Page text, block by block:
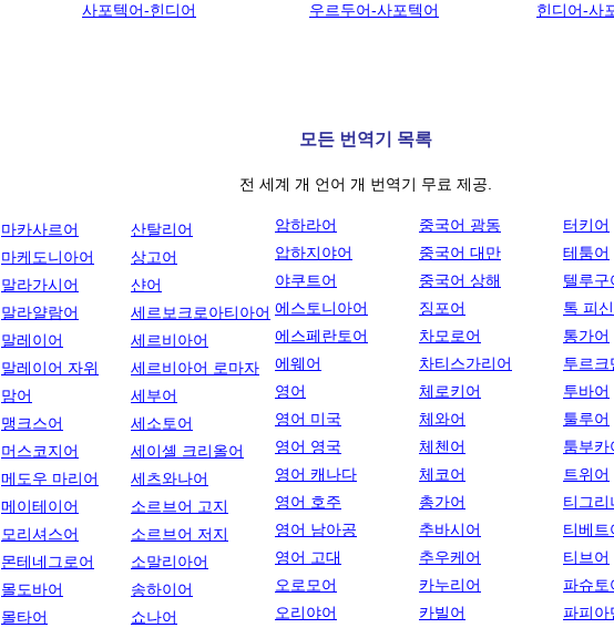
사포텍어-힌디어
우르두어-사포텍어
힌디어-사
모든 번역기 목록
전 세계 개 언어 개 번역기 무료 제공.
마카사르어
마케도니아어
말라가시어
말라얄람어
말레이어
말레이어 자위
맘어
맹크스어
머스코지어
메도우 마리어
메이테이어
모리셔스어
몬테네그로어
몰도바어
몰타어
산탈리어
상고어
샨어
세르보크로아티아어
세르비아어
세르비아어 로마자
세부어
세소토어
세이셸 크리올어
세츠와나어
소르브어 고지
소르브어 저지
소말리아어
송하이어
쇼나어
암하라어
압하지야어
야쿠트어
에스토니아어
에스페란토어
에웨어
영어
영어 미국
영어 영국
영어 캐나다
영어 호주
영어 남아공
영어 고대
오로모어
오리야어
중국어 광동
중국어 대만
중국어 상해
징포어
차모로어
차티스가리어
체로키어
체와어
체첸어
체코어
총가어
추바시어
추우케어
카누리어
카빌어
터키어
테툼어
텔루구
톡 피
통가어
투르크
투바어
툴루어
툼부카
트위어
티그리
티베트
티브어
파슈토
파피아